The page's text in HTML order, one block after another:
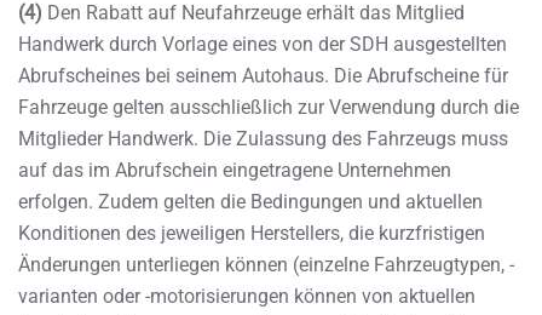
(4) Den Rabatt auf Neufahrzeuge erhält das Mitglied
Handwerk durch Vorlage eines von der SDH ausgestellten
Abrufscheines bei seinem Autohaus. Die Abrufscheine für
Fahrzeuge gelten ausschließlich zur Verwendung durch die
Mitglieder Handwerk. Die Zulassung des Fahrzeugs muss
auf das im Abrufschein eingetragene Unternehmen
erfolgen. Zudem gelten die Bedingungen und aktuellen
Konditionen des jeweiligen Herstellers, die kurzfristigen
Änderungen unterliegen können (einzelne Fahrzeugtypen, -
varianten oder -motorisierungen können von aktuellen